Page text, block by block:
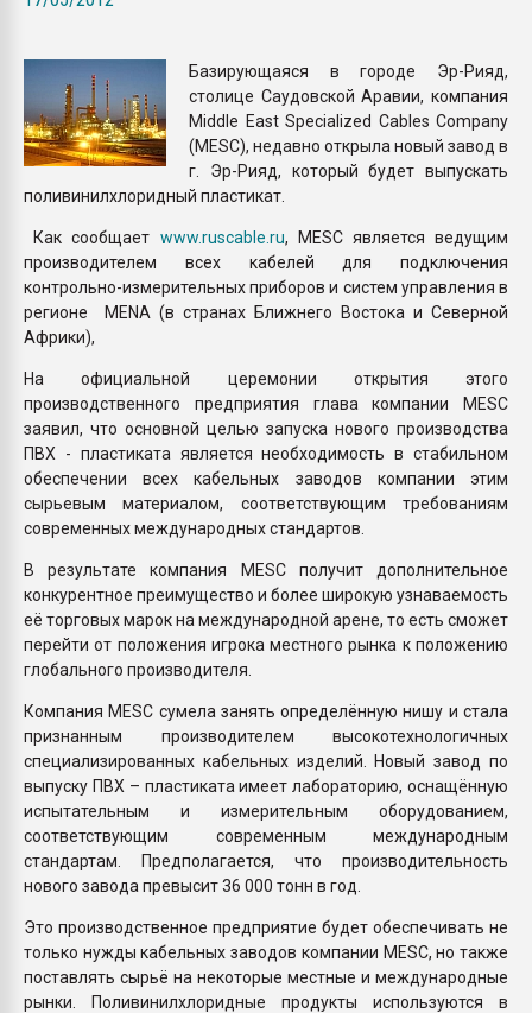
ПЕРЕЙТИ НА
Базирующаяся в городе Эр-Рияд,
столице Саудовской Аравии, компания
Middle East Specialized Cables Company
(MESC), недавно открыла новый завод в
г. Эр-Рияд, который будет выпускать
поливинилхлоридный пластикат.
Как сообщает www.ruscable.ru, MESC является ведущим
производителем всех кабелей для подключения
контрольно-измерительных приборов и систем управления в
регионе MENA (в странах Ближнего Востока и Северной
Африки),
На официальной церемонии открытия этого
производственного предприятия глава компании MESC
заявил, что основной целью запуска нового производства
ПВХ - пластиката является необходимость в стабильном
обеспечении всех кабельных заводов компании этим
сырьевым материалом, соответствующим требованиям
современных международных стандартов.
В результате компания MESC получит дополнительное
конкурентное преимущество и более широкую узнаваемость
её торговых марок на международной арене, то есть сможет
перейти от положения игрока местного рынка к положению
глобального производителя.
Компания MESC сумела занять определённую нишу и стала
признанным производителем высокотехнологичных
специализированных кабельных изделий. Новый завод по
выпуску ПВХ – пластиката имеет лабораторию, оснащённую
испытательным и измерительным оборудованием,
соответствующим современным международным
стандартам. Предполагается, что производительность
нового завода превысит 36 000 тонн в год.
Это производственное предприятие будет обеспечивать не
только нужды кабельных заводов компании MESC, но также
поставлять сырьё на некоторые местные и международные
рынки. Поливинилхлоридные продукты используются в